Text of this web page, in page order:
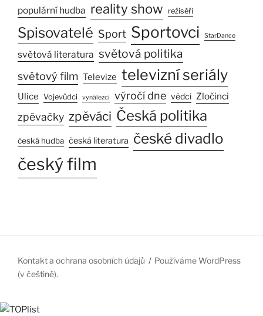
populární hudba reality show režiséři
Spisovatelé Sport Sportovci StarDance
světová literatura světová politika
světový film Televize televizní seriály
Ulice Vojevůdci vynálezci výročí dne vědci Zločinci
zpěvačky zpěváci Česká politika
česká hudba česká literatura české divadlo
český film
Kontakt a ochrana osobních údajů
Používáme WordPress
(v češtině).